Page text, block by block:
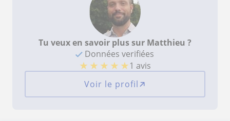
Tu veux en savoir plus sur Matthieu ?
Données verifiées
★ ★ ★ ★ ★1 avis
Voir le profil